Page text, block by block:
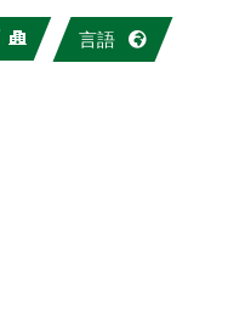
言語